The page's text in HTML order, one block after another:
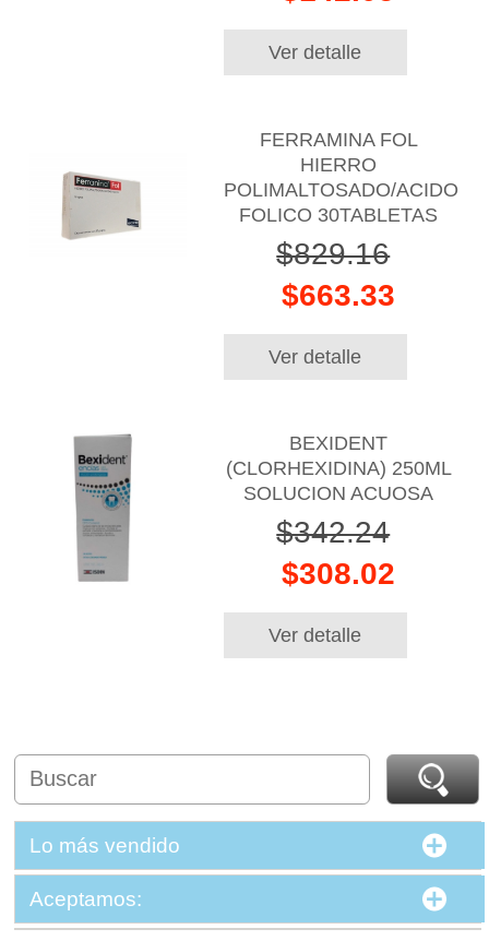
Ver detalle
FERRAMINA FOL
HIERRO
POLIMALTOSADO/ACIDO
FOLICO 30TABLETAS
$829.16
$663.33
Ver detalle
BEXIDENT
(CLORHEXIDINA) 250ML
SOLUCION ACUOSA
$342.24
$308.02
Ver detalle
Lo más vendido
Aceptamos: